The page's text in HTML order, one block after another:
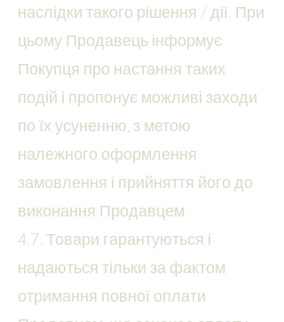
наслідки такого рішення / дії. При
цьому Продавець інформує
Покупця про настання таких
подій і пропонує можливі заходи
по їх усуненню, з метою
належного оформлення
замовлення і прийняття його до
виконання Продавцем.
4.7. Товари гарантуються і
надаються тільки за фактом
отримання повної оплати